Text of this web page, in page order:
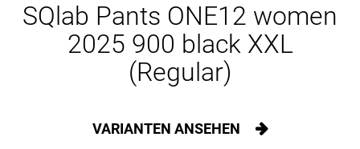
SQlab Pants ONE12 women
2025 900 black XXL
(Regular)
VARIANTEN ANSEHEN